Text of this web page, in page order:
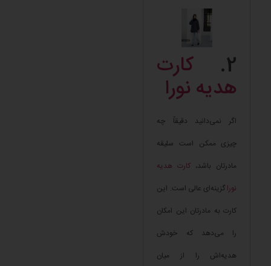
2. کارت
هدیه نورا
اگر نمی‌دانید دقیقاً چه
چیزی ممکن است سلیقه
مادرتان باشد، کارت هدیه
نوراگزینه‌ای عالی است. این
کارت به مادرتان این امکان
را می‌دهد که خودش
هدیه‌اش را از میان